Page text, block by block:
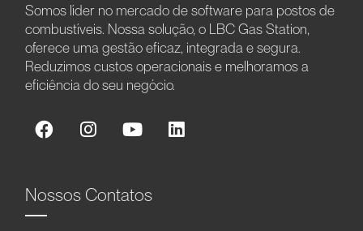
Somos líder no mercado de software para postos de
combustíveis. Nossa solução, o LBC Gas Station,
oferece uma gestão eficaz, integrada e segura.
Reduzimos custos operacionais e melhoramos a
eficiência do seu negócio.
Nossos Contatos